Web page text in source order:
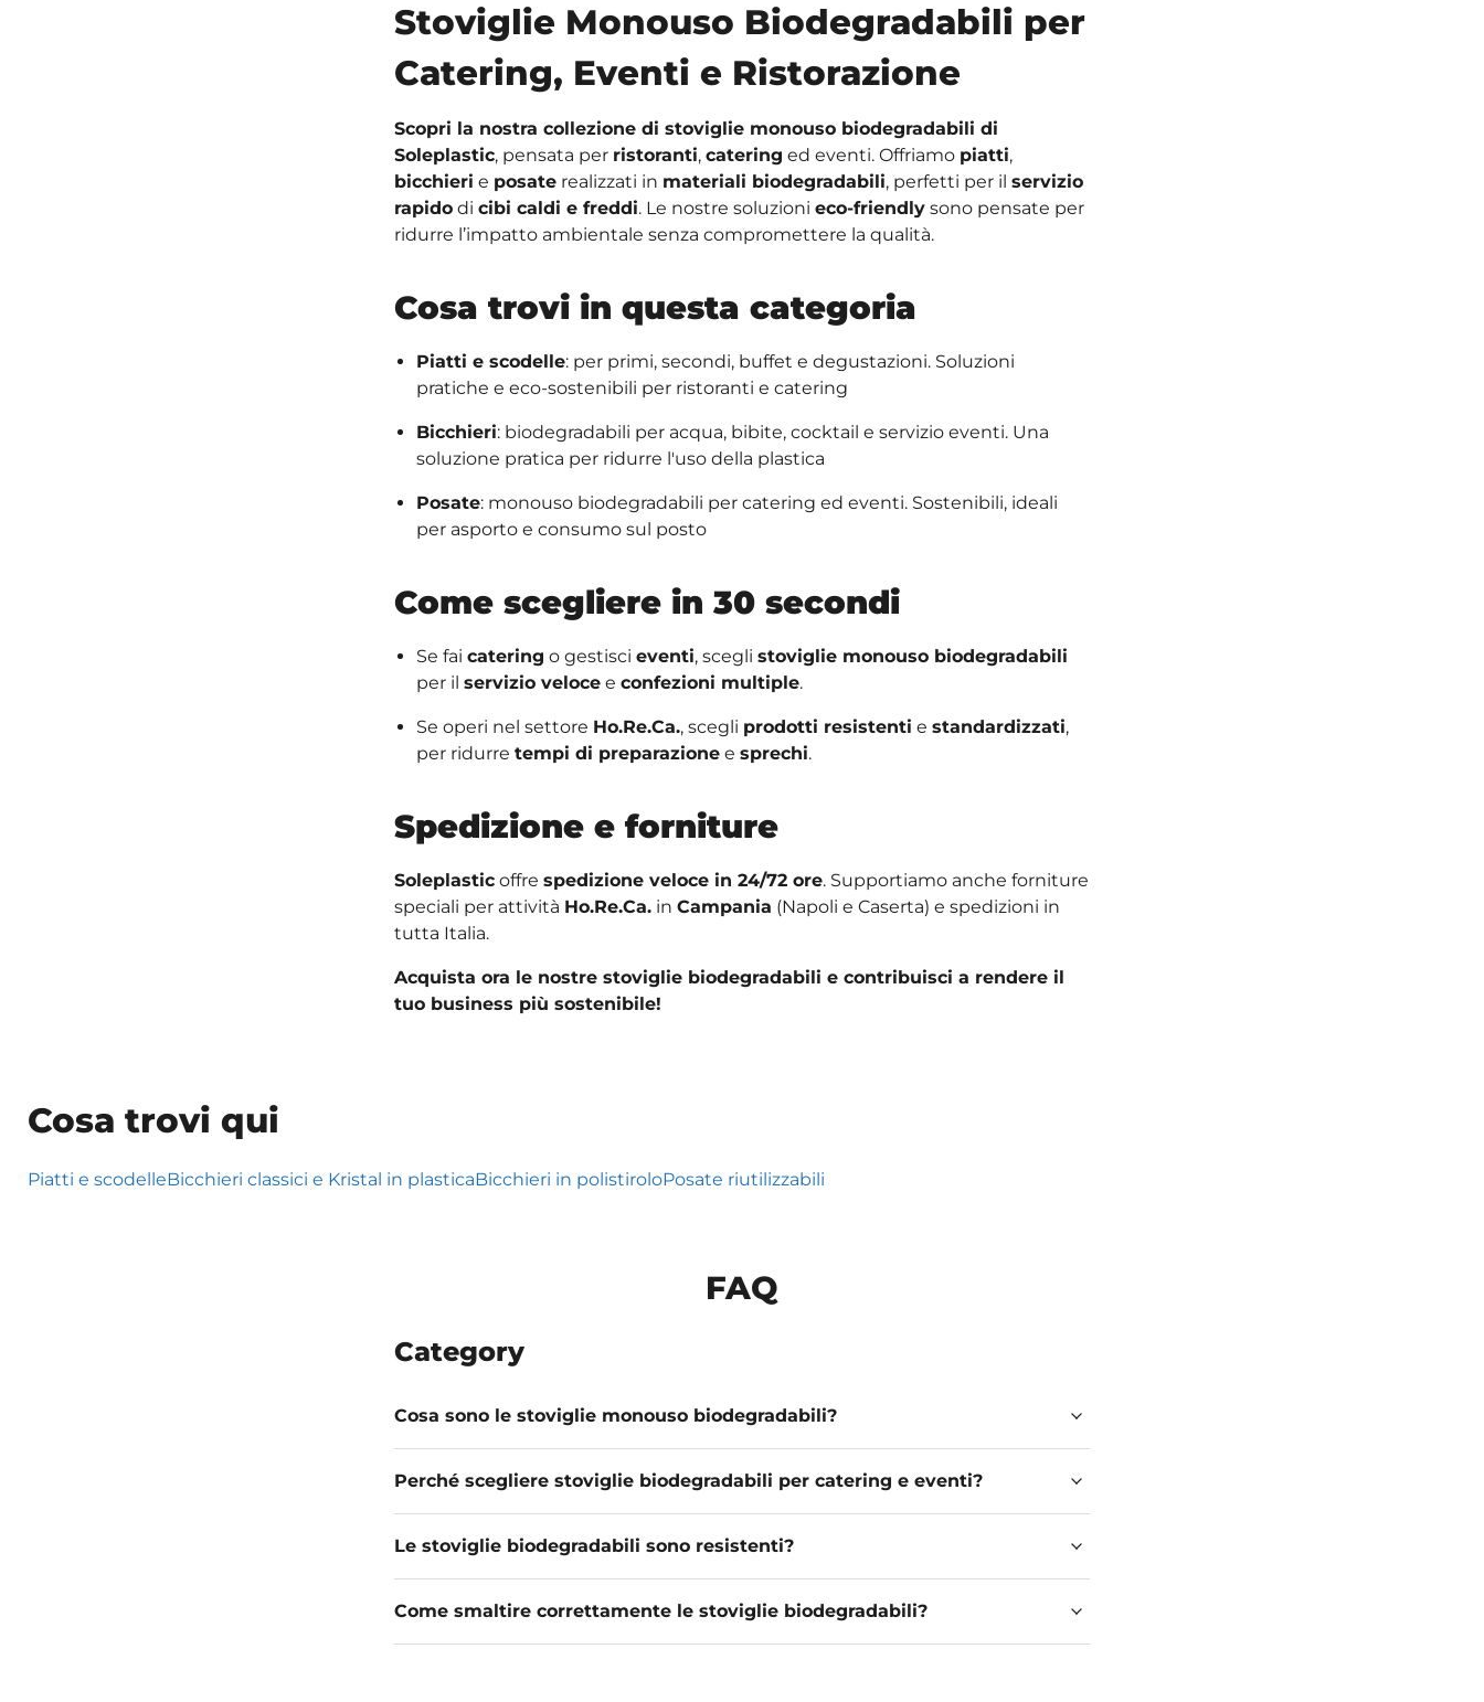
Stoviglie Monouso Biodegradabili per
Catering, Eventi e Ristorazione
Scopri la nostra collezione di stoviglie monouso biodegradabili di
Soleplastic, pensata per ristoranti, catering ed eventi. Offriamo piatti,
bicchieri e posate realizzati in materiali biodegradabili, perfetti per il servizio
rapido di cibi caldi e freddi. Le nostre soluzioni eco-friendly sono pensate per
ridurre l’impatto ambientale senza compromettere la qualità.
Cosa trovi in questa categoria
Piatti e scodelle: per primi, secondi, buffet e degustazioni. Soluzioni
pratiche e eco-sostenibili per ristoranti e catering
Bicchieri: biodegradabili per acqua, bibite, cocktail e servizio eventi. Una
soluzione pratica per ridurre l'uso della plastica
Posate: monouso biodegradabili per catering ed eventi. Sostenibili, ideali
per asporto e consumo sul posto
Come scegliere in 30 secondi
Se fai catering o gestisci eventi, scegli stoviglie monouso biodegradabili
per il servizio veloce e confezioni multiple.
Se operi nel settore Ho.Re.Ca., scegli prodotti resistenti e standardizzati,
per ridurre tempi di preparazione e sprechi.
Spedizione e forniture
Soleplastic offre spedizione veloce in 24/72 ore. Supportiamo anche forniture
speciali per attività Ho.Re.Ca. in Campania (Napoli e Caserta) e spedizioni in
tutta Italia.
Acquista ora le nostre stoviglie biodegradabili e contribuisci a rendere il
tuo business più sostenibile!
Cosa trovi qui
Piatti e scodelleBicchieri classici e Kristal in plasticaBicchieri in polistiroloPosate riutilizzabili
FAQ
Category
Cosa sono le stoviglie monouso biodegradabili?
Perché scegliere stoviglie biodegradabili per catering e eventi?
Le stoviglie biodegradabili sono resistenti?
Come smaltire correttamente le stoviglie biodegradabili?